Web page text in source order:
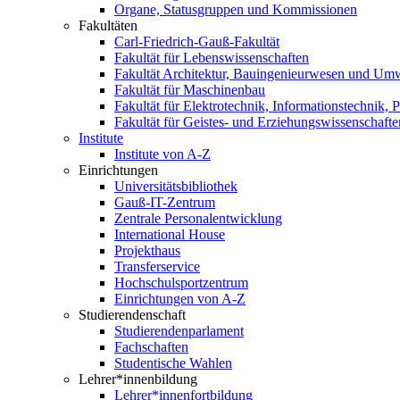
Organe, Statusgruppen und Kommissionen
Fakultäten
Carl-Friedrich-Gauß-Fakultät
Fakultät für Lebenswissenschaften
Fakultät Architektur, Bauingenieurwesen und
Fakultät für Maschinenbau
Fakultät für Elektrotechnik, Informationstechnik,
Fakultät für Geistes- und
Institute
Institute von A-Z
Einrichtungen
Universitätsbibliothek
Gauß-IT-Zentrum
Zentrale Personalentwicklung
International House
Projekthaus
Transferservice
Hochschulsportzentrum
Einrichtungen von A-Z
Studierendenschaft
Studierendenparlament
Fachschaften
Studentische Wahlen
Lehrer*innenbildung
Lehrer*innenfortbildung